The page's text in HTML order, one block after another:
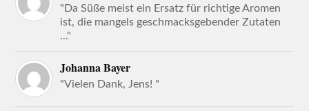
"Da Süße meist ein Ersatz für richtige Aromen
ist, die mangels geschmacksgebender Zutaten
..."
Johanna Bayer
"Vielen Dank, Jens! "